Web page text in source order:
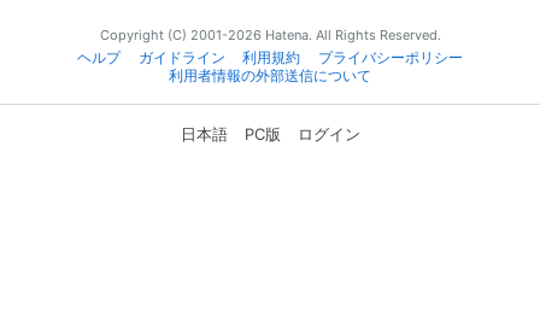
Copyright (C) 2001-2026 Hatena. All Rights Reserved.
ヘルプ
ガイドライン 利用規約
プライバシーポリシー
利用者情報の外部送信について
日本語 PC版 ログイン